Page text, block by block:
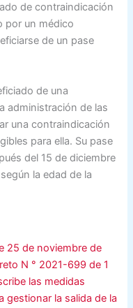
de contraindicación
por un médico
de un pase
de una
administración de las
una contraindicación
para ella. Su pase
del 15 de diciembre
la edad de la
25 de noviembre de
N ° 2021-699 de 1
las medidas
gestionar la salida de la